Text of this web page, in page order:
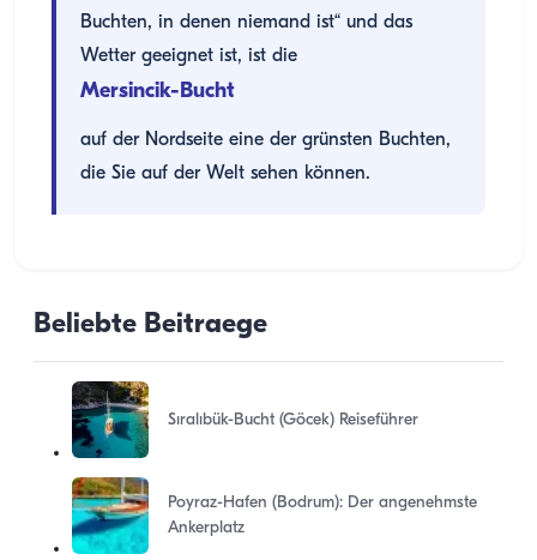
Buchten, in denen niemand ist“ und das
Wetter geeignet ist, ist die
Mersincik-Bucht
auf der Nordseite eine der grünsten Buchten,
die Sie auf der Welt sehen können.
Beliebte Beitraege
Sıralıbük-Bucht (Göcek) Reiseführer
Poyraz-Hafen (Bodrum): Der angenehmste
Ankerplatz